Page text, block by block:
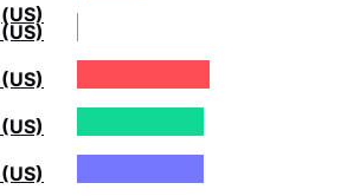
(US)